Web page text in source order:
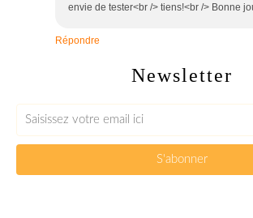
envie de tester<br /> tiens!<br /> Bonne
Répondre
Newsletter